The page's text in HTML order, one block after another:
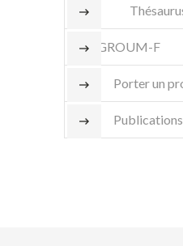
GROUM-F
Porter un